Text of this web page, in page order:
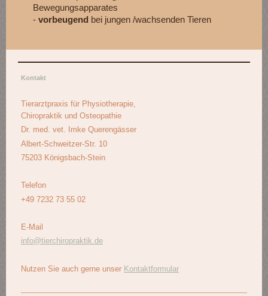
Bewegungsapparates
- vorbeugend bei jungen /wachsenden Tieren
Kontakt
Tierarztpraxis für Physiotherapie,
Chiropraktik und Osteopathie
Dr. med. vet. Imke Querengässer
Albert-Schweitzer-Str. 10
75203 Königsbach-Stein
Telefon
+49 7232 73 55 02
E-Mail
info@tierchiropraktik.de
Nutzen Sie auch gerne unser Kontaktformular